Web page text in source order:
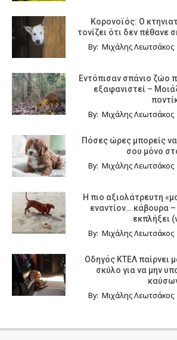
Κορονοϊός: Ο
τονίζει ότι δεν πέθανε
By: Μιχάλης Λεωτσάκος
Εντόπισαν σπάνιο ζώο
εξαφανιστεί –
By: Μιχάλης Λεωτσάκος
Πόσες ώρες μπορείς
σου μόνο
By: Μιχάλης Λεωτσάκος
Η πιο αξιολάτρευτη
εναντίον… κάβουρα
εκπλήξει
By: Μιχάλης Λεωτσάκος
Οδηγός KTΕΛ παίρνει
σκύλο για να μην
By: Μιχάλης Λεωτσάκος